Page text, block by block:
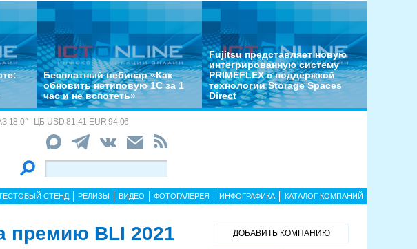
Бесплатный вебинар «Как
обновить нетиповую 1С за 1
час и не вспотеть»
Fujitsu представляет новую
интегрированную систему
PRIMEFLEX с поддержкой
технологии Storage Spaces
Direct
18.0° ЦБ USD 81.41 EUR 94.06
СТЕНД РЕЛИЗЫ ВИДЕО ФОТОГАЛЕРЕЯ ИНФОГРАФИКА КАТАЛОГ КОМПАНИЙ
премию BLI 2021
ДОБАВИТЬ КОМПАНИЮ